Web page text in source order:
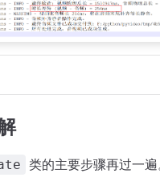
类的主要步骤再过一遍